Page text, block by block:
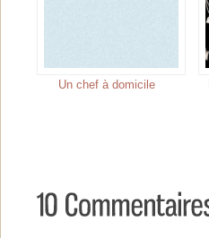
Un chef à domicile